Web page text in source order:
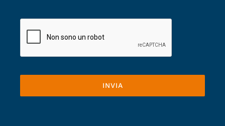
INVIA